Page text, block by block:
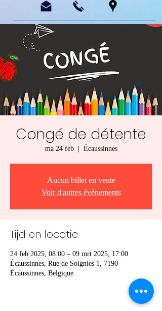
Congé de détente
ma 24 feb
  |
Écaussinnes
Aucun billet en vente
Voir d'autres événements
Tijd en locatie
24 feb 2025, 08:00 – 09 mrt 2025, 17:00
Écaussinnes, Rue de Soignies 1, 7190
Écaussinnes, Belgique